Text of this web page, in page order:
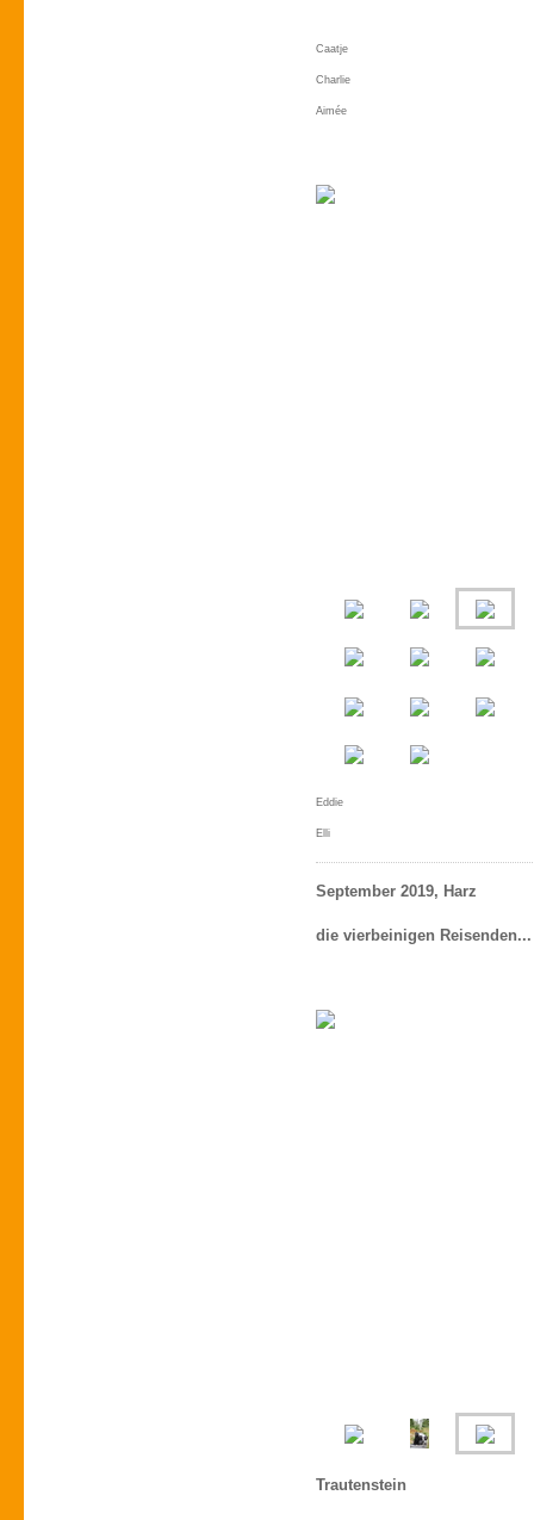
Caatje
Charlie
Aimée
Eddie
Elli
September 2019, Harz
die vierbeinigen Reisenden...
Trautenstein